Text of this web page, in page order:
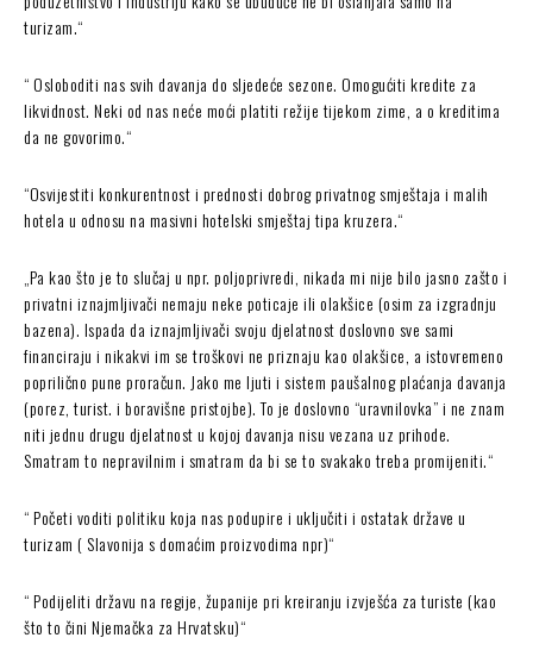
turizam.“
“ Osloboditi nas svih davanja do sljedeće sezone. Omogućiti kredite za
likvidnost. Neki od nas neće moći platiti režije tijekom zime, a o kreditima
da ne govorimo.“
“Osvijestiti konkurentnost i prednosti dobrog privatnog smještaja i malih
hotela u odnosu na masivni hotelski smještaj tipa kruzera.“
„Pa kao što je to slučaj u npr. poljoprivredi, nikada mi nije bilo jasno zašto i
privatni iznajmljivači nemaju neke poticaje ili olakšice (osim za izgradnju
bazena). Ispada da iznajmljivači svoju djelatnost doslovno sve sami
financiraju i nikakvi im se troškovi ne priznaju kao olakšice, a istovremeno
poprilično pune proračun. Jako me ljuti i sistem paušalnog plaćanja davanja
(porez, turist. i boravišne pristojbe). To je doslovno “uravnilovka” i ne znam
niti jednu drugu djelatnost u kojoj davanja nisu vezana uz prihode.
Smatram to nepravilnim i smatram da bi se to svakako treba promijeniti.“
“ Početi voditi politiku koja nas podupire i uključiti i ostatak države u
turizam ( Slavonija s domaćim proizvodima npr)“
“ Podijeliti državu na regije, županije pri kreiranju izvješća za turiste (kao
što to čini Njemačka za Hrvatsku)“